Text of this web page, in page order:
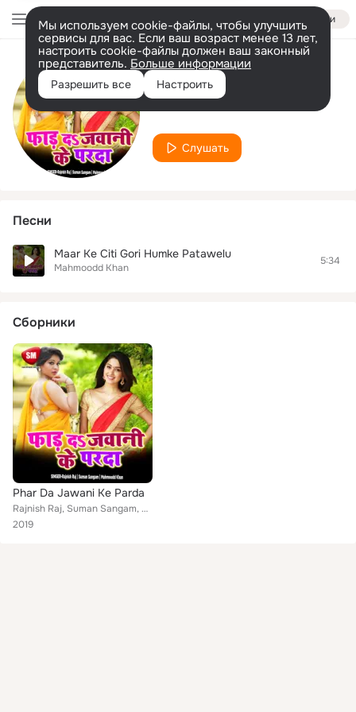
Войти
Мы используем cookie-файлы, чтобы улучшить
сервисы для вас. Если ваш возраст менее 13 лет,
настроить cookie-файлы должен ваш законный
представитель. Больше информации
Разрешить все Настроить
Исполнитель
Mahmoodd Khan
Слушать
Песни
Maar Ke Citi Gori Humke Patawelu
Mahmoodd Khan
5:34
Сборники
Phar Da Jawani Ke Parda
Rajnish Raj, Suman Sangam, Mahmoodd Khan
2019